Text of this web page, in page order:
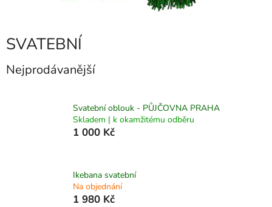
SVATEBNÍ
Nejprodávanější
Svatební oblouk - PŮJČOVNA PRAHA
Skladem | k okamžitému odběru
1 000 Kč
Ikebana svatební
Na objednání
1 980 Kč